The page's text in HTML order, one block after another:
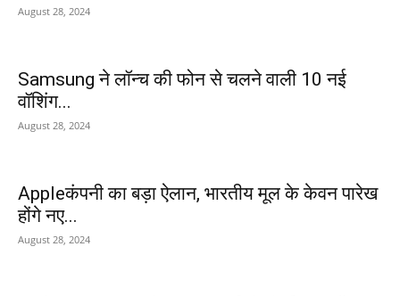
August 28, 2024
Samsung ने लॉन्च की फोन से चलने वाली 10 नई
वॉशिंग...
August 28, 2024
Appleकंपनी का बड़ा ऐलान, भारतीय मूल के केवन पारेख
होंगे नए...
August 28, 2024